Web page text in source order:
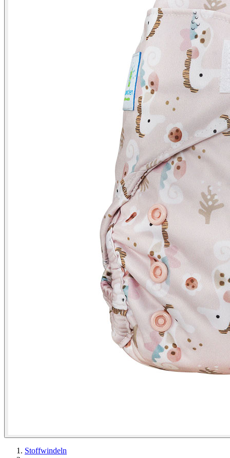
Stoffwindeln